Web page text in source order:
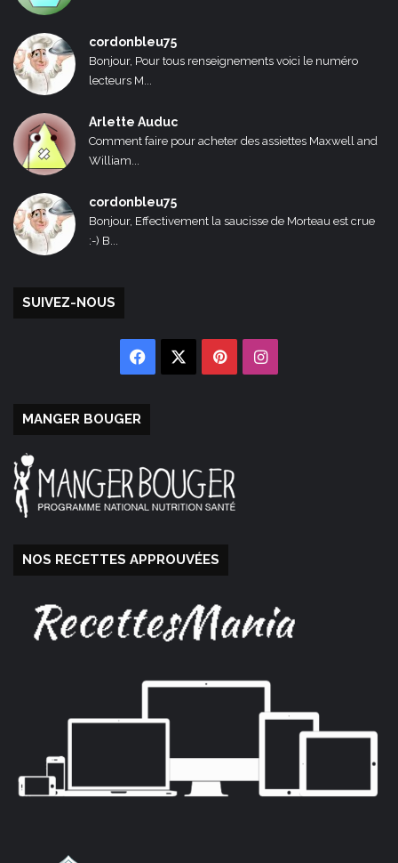
cordonbleu75
Bonjour, Pour tous renseignements voici le numéro
lecteurs M...
Arlette Auduc
Comment faire pour acheter des assiettes Maxwell and
William...
cordonbleu75
Bonjour, Effectivement la saucisse de Morteau est crue
:-) B...
SUIVEZ-NOUS
Facebook PinterestInstagram
MANGER BOUGER
NOS RECETTES APPROUVÉES